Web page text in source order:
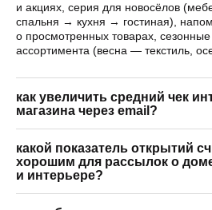
и акциях, серия для новосёлов
спальня → кухня → гостиная),
о просмотренных товарах,
ассортимента (весна — текстиль,
как увеличить средний чек
магазина через email?
какой показатель открытий
хорошим для рассылок о
и интерьере?